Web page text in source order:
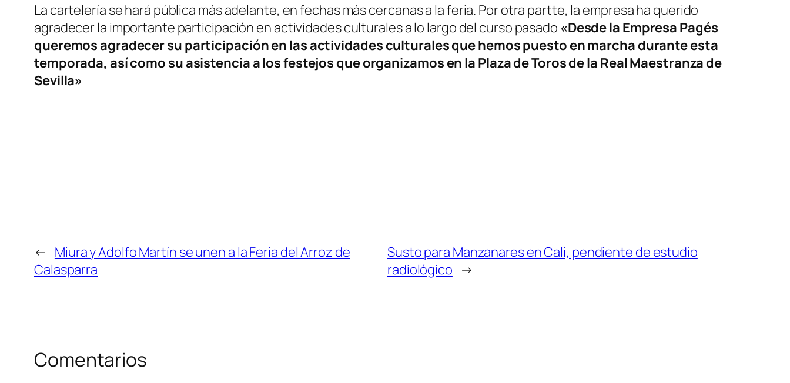
La cartelería se hará pública más adelante, en fechas más cercanas a la feria. Por otra partte, la empresa ha querido
agradecer la importante participación en actividades culturales a lo largo del curso pasado «Desde la Empresa Pagés
queremos agradecer su participación en las actividades culturales que hemos puesto en marcha durante esta
temporada, así como su asistencia a los festejos que organizamos en la Plaza de Toros de la Real Maestranza de
Sevilla»
← Miura y Adolfo Martín se unen a la Feria del Arroz de
Calasparra
Susto para Manzanares en Cali, pendiente de estudio
radiológico →
Comentarios